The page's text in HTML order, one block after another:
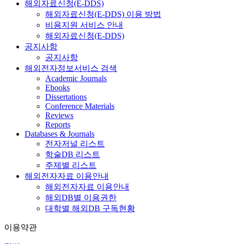
해외자료신청(E-DDS)
해외자료신청(E-DDS) 이용 방법
비용지원 서비스 안내
해외자료신청(E-DDS)
공지사항
공지사항
해외전자정보서비스 검색
Academic Journals
Ebooks
Dissertations
Conference Materials
Reviews
Reports
Databases & Journals
전자저널 리스트
학술DB 리스트
주제별 리스트
해외전자자료 이용안내
해외전자자료 이용안내
해외DB별 이용권한
대학별 해외DB 구독현황
이용약관